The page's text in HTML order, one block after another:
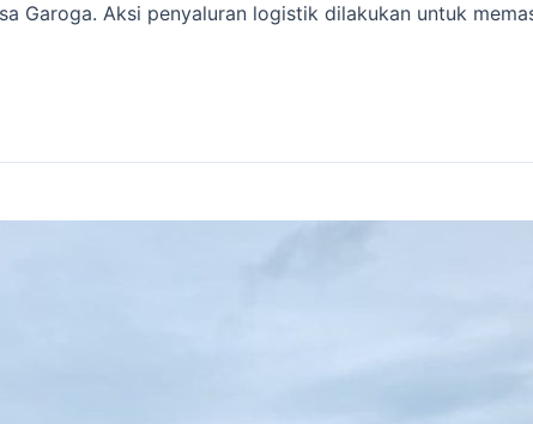
Garoga. Aksi penyaluran logistik dilakukan untuk